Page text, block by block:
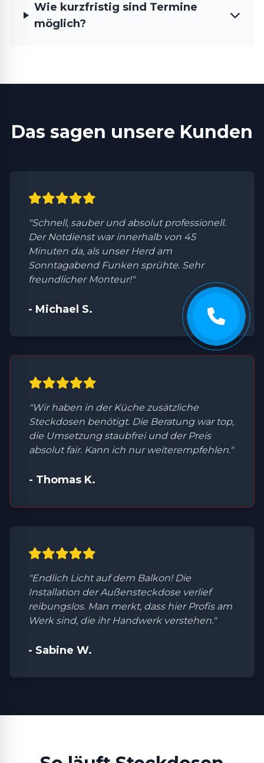
Wie kurzfristig sind Termine
möglich?
Das sagen unsere Kunden
"Schnell, sauber und absolut professionell.
Der Notdienst war innerhalb von 45
Minuten da, als unser Herd am
Sonntagabend Funken sprühte. Sehr
freundlicher Monteur!"
- Michael S.
"Wir haben in der Küche zusätzliche
Steckdosen benötigt. Die Beratung war top,
die Umsetzung staubfrei und der Preis
absolut fair. Kann ich nur weiterempfehlen."
- Thomas K.
"Endlich Licht auf dem Balkon! Die
Installation der Außensteckdose verlief
reibungslos. Man merkt, dass hier Profis am
Werk sind, die ihr Handwerk verstehen."
- Sabine W.